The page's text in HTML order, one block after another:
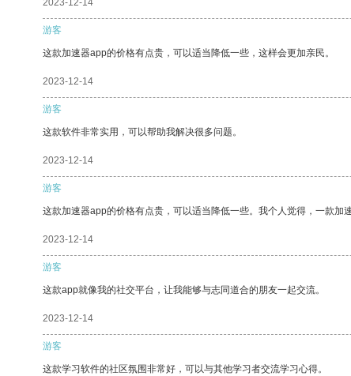
2023-12-14
游客
这款加速器app的价格有点贵，可以适当降低一些，这样会更加亲民。
2023-12-14
游客
这款软件非常实用，可以帮助我解决很多问题。
2023-12-14
游客
这款加速器app的价格有点贵，可以适当降低一些。我个人觉得，一款加
2023-12-14
游客
这款app就像我的社交平台，让我能够与志同道合的朋友一起交流。
2023-12-14
游客
这款学习软件的社区氛围非常好，可以与其他学习者交流学习心得。